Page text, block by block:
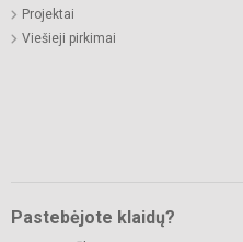
Projektai
Viešieji pirkimai
Pastebėjote klaidų?